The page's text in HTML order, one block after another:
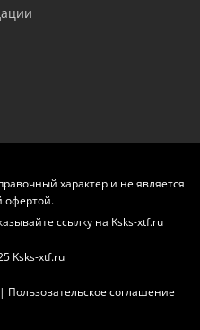
характер и не является
офертой.
ссылку на Ksks-xtf.ru
Ksks-xtf.ru
| Пользовательское соглашение